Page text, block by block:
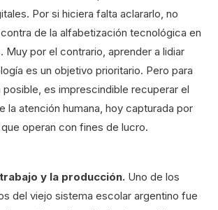
Por si hiciera falta aclararlo, no
de la alfabetización tecnológica en
Muy por el contrario, aprender a lidiar
es un objetivo prioritario. Pero para
es imprescindible recuperar el
la atención humana, hoy capturada por
operan con fines de lucro.
y la producción. Uno de los
del viejo sistema escolar argentino fue